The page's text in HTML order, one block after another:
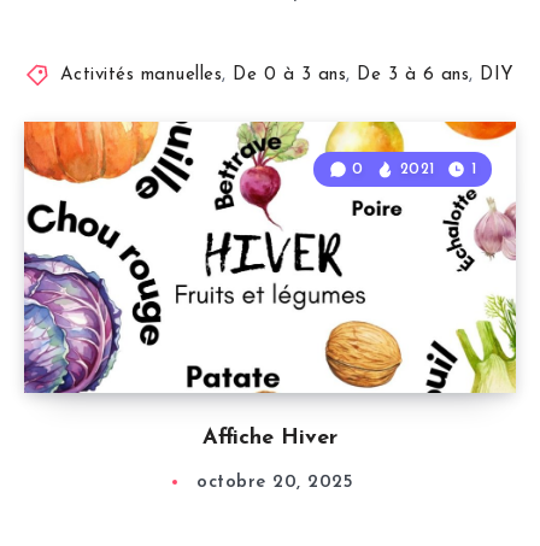
Activités manuelles, De 0 à 3 ans, De 3 à 6 ans, DIY
Affiche Hiver
0 2021 1
octobre 20, 2025